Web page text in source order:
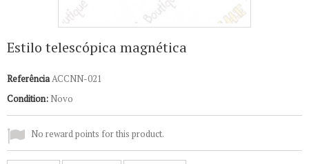
Estilo telescópica magnética
ReferênciaACCNN-021
Condition: Novo
No reward points for this product.